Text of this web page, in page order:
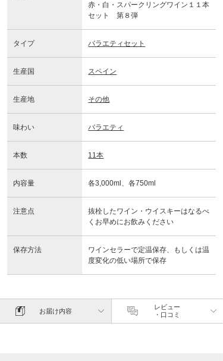
赤・白・スパークリングワイン１１本
セット 第８弾
タイプ バラエティセット
生産国 スペイン
生産地 その他
味わい バラエティ
本数 11本
内容量 各3,000ml、各750ml
注意点
抜栓したワイン・ウイスキーはなるべ
くお早めにお飲みください
保存方法
ワインセラーで定温保存、もしくは温
度変化の低い場所で保存
お届け内容
レビュー
・口コミ